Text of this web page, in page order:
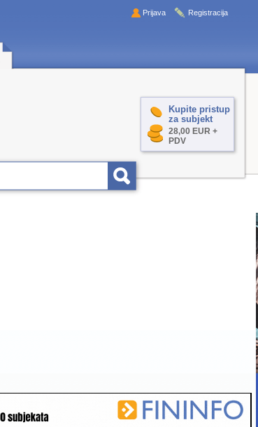
Prijava Registracija
Kupite pristup
za subjekt
28,00 EUR +
PDV